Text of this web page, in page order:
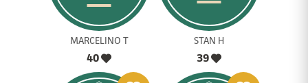
MARCELINO T
40
STAN H
39